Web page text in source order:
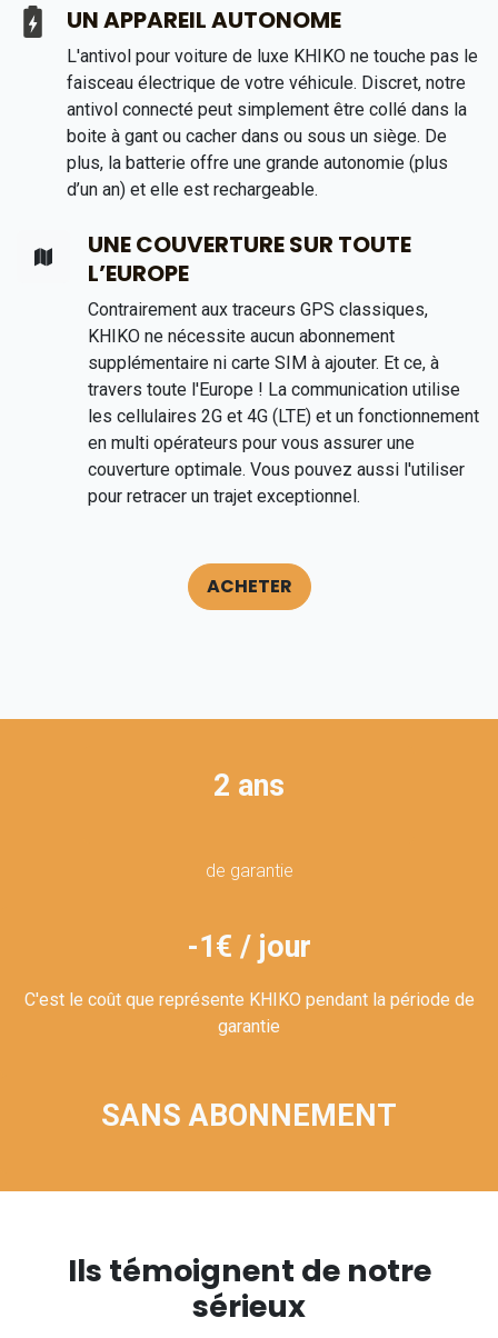
UN APPAREIL AUTONOME
L'antivol pour voiture de luxe KHIKO ne touche pas le
faisceau électrique de votre véhicule. Discret, notre
antivol connecté peut simplement être collé dans la
boite à gant ou cacher dans ou sous un siège. De
plus, la batterie offre une grande autonomie (plus
d’un an) et elle est rechargeable.
UNE COUVERTURE SUR TOUTE
L’EUROPE
Contrairement aux traceurs GPS classiques,
KHIKO ne nécessite aucun abonnement
supplémentaire ni carte SIM à ajouter. Et ce, à
travers toute l'Europe ! La communication utilise
les cellulaires 2G et 4G (LTE) et un fonctionnement
en multi opérateurs pour vous assurer une
couverture optimale. Vous pouvez aussi l'utiliser
pour retracer un trajet exceptionnel.
ACHETER
2 ans
de garantie
-1€ / jour
C'est le coût que représente KHIKO pendant la période de
garantie
SANS ABONNEMENT
Ils témoignent de notre
sérieux